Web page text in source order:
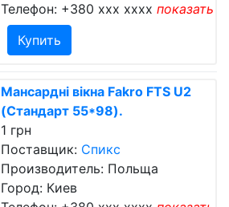
Телефон: +380 xxx xxxx показать
Купить
Мансардні вікна Fakrо FTS U2
(Стандарт 55*98).
1 грн
Поставщик: Спикс
Производитель: Польща
Город: Киев